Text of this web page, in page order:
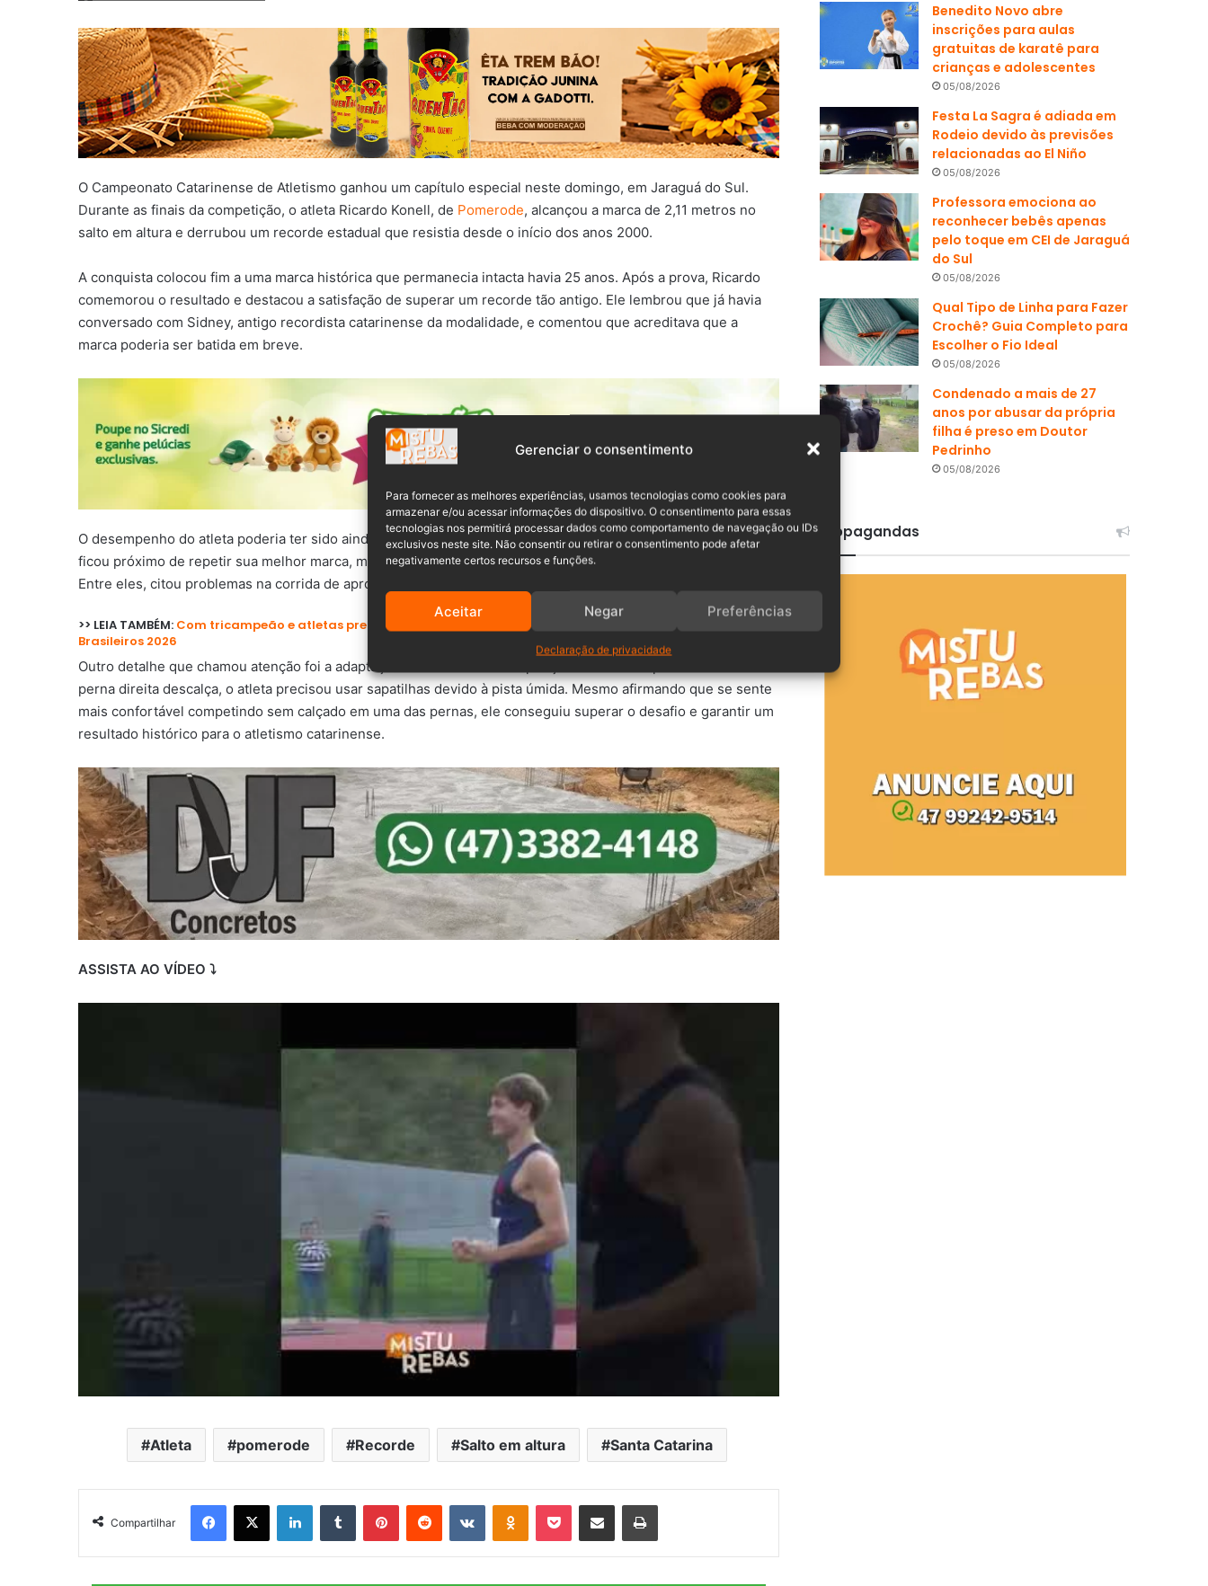
Gerenciar o consentimento
Para fornecer as melhores experiências, usamos tecnologias como cookies para
armazenar e/ou acessar informações do dispositivo. O consentimento para essas
tecnologias nos permitirá processar dados como comportamento de navegação ou IDs
exclusivos neste site. Não consentir ou retirar o consentimento pode afetar
negativamente certos recursos e funções.
Aceitar Negar Preferências
Declaração de privacidade
O Campeonato Catarinense de Atletismo ganhou um capítulo especial neste domingo, em Jaraguá do Sul.
Durante as finais da competição, o atleta Ricardo Konell, de Pomerode, alcançou a marca de 2,11 metros no
salto em altura e derrubou um recorde estadual que resistia desde o início dos anos 2000.
A conquista colocou fim a uma marca histórica que permanecia intacta havia 25 anos. Após a prova, Ricardo
comemorou o resultado e destacou a satisfação de superar um recorde tão antigo. Ele lembrou que já havia
conversado com Sidney, antigo recordista catarinense da modalidade, e comentou que acreditava que a
marca poderia ser batida em breve.
O desempenho do atleta poderia ter sido ainda maior. Dono de um recorde pessoal de 2,14 metros, Ricardo
ficou próximo de repetir sua melhor marca, mas avaliou que alguns fatores acabaram dificultando a tentativa.
Entre eles, citou problemas na corrida de aproximação antes do salto.
>> LEIA TAMBÉM: Com tricampeão e atletas premiados, Abadá Capoeira Timbó se destaca nos Jogos Sul-
Brasileiros 2026
Outro detalhe que chamou atenção foi a adaptação feita durante a competição. Conhecido por saltar com a
perna direita descalça, o atleta precisou usar sapatilhas devido à pista úmida. Mesmo afirmando que se sente
mais confortável competindo sem calçado em uma das pernas, ele conseguiu superar o desafio e garantir um
resultado histórico para o atletismo catarinense.
ASSISTA AO VÍDEO ⤵️
Atleta pomerode Recorde Salto em altura Santa Catarina
Compartilhar
Benedito Novo abre
inscrições para aulas
gratuitas de karatê para
crianças e adolescentes
05/08/2026
Festa La Sagra é adiada em
Rodeio devido às previsões
relacionadas ao El Niño
05/08/2026
Professora emociona ao
reconhecer bebês apenas
pelo toque em CEI de Jaraguá
do Sul
05/08/2026
Qual Tipo de Linha para Fazer
Crochê? Guia Completo para
Escolher o Fio Ideal
05/08/2026
Condenado a mais de 27
anos por abusar da própria
filha é preso em Doutor
Pedrinho
05/08/2026
Propagandas